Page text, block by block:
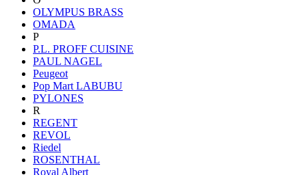
OLYMPUS BRASS
OMADA
P
P.L. PROFF CUISINE
PAUL NAGEL
Peugeot
Pop Mart LABUBU
PYLONES
R
REGENT
REVOL
Riedel
ROSENTHAL
Royal Albert